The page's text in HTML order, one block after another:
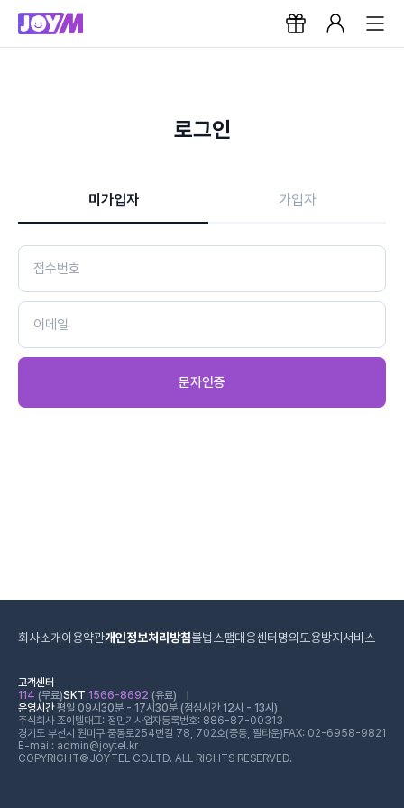
로그인
미가입자 가입자
문자인증
회사소개이용약관개인정보처리방침불법스팸대응센터 명의도용방지서비스
고객센터
114 (무료)SKT 1566-8692 (유료)
운영시간평일 09시30분 - 17시30분 (점심시간 12시 - 13시)
주식회사 조이텔대표: 정민기 사업자등록번호: 886-87-00313
경기도 부천시 원미구 중동로254번길 78, 702호(중동, 필타운) FAX: 02-6958-9821
E-mail: admin@joytel.kr
COPYRIGHT©JOYTEL CO.LTD. ALL RIGHTS RESERVED.